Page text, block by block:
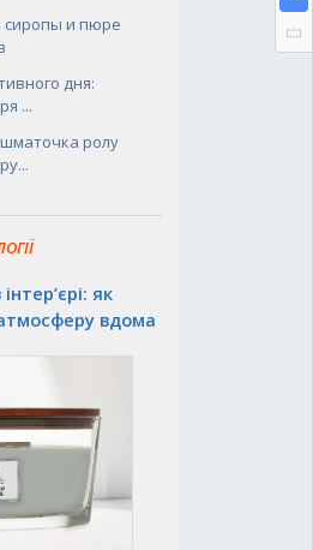
сиропы и пюре
дня:
...
ролу
як
вдома